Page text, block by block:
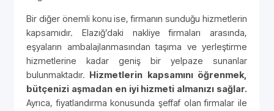
Bir diğer önemli konu ise, firmanın sunduğu hizmetlerin
kapsamıdır. Elazığ’daki nakliye firmaları arasında,
eşyaların ambalajlanmasından taşıma ve yerleştirme
hizmetlerine kadar geniş bir yelpaze sunanlar
bulunmaktadır. Hizmetlerin kapsamını öğrenmek,
bütçenizi aşmadan en iyi hizmeti almanızı sağlar.
Ayrıca, fiyatlandırma konusunda şeffaf olan firmalar ile